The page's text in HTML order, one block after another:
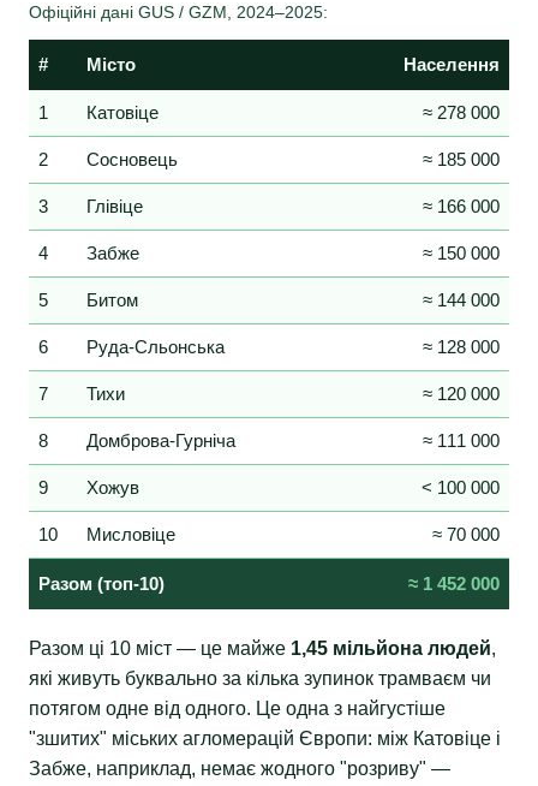
Офіційні дані GUS / GZM, 2024–2025:
# Місто Населення
1 Катовіце ≈ 278 000
2 Сосновець ≈ 185 000
3 Глівіце ≈ 166 000
4 Забже ≈ 150 000
5 Битом ≈ 144 000
6 Руда-Сльонська ≈ 128 000
7 Тихи ≈ 120 000
8 Домброва-Гурніча ≈ 111 000
9 Хожув < 100 000
10 Мисловіце ≈ 70 000
Разом (топ-10) ≈ 1 452 000
Разом ці 10 міст — це майже 1,45 мільйона людей,
які живуть буквально за кілька зупинок трамваєм чи
потягом одне від одного. Це одна з найгустіше
"зшитих" міських агломерацій Європи: між Катовіце і
Забже, наприклад, немає жодного "розриву" —